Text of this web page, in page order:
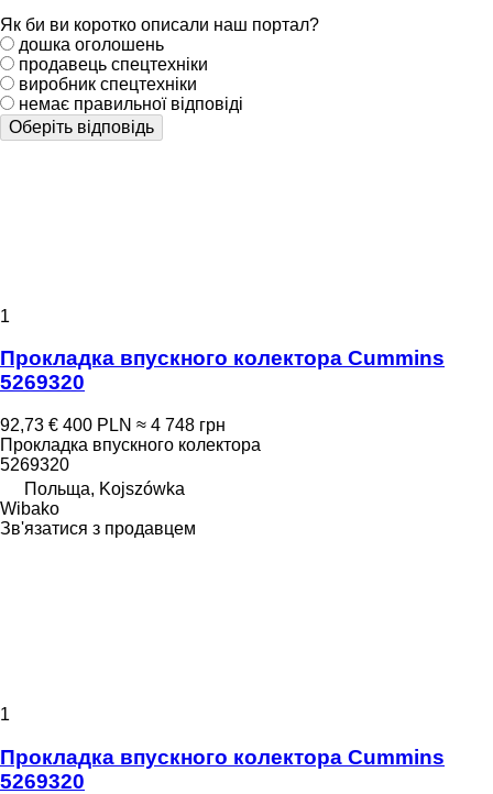
Як би ви коротко описали наш портал?
дошка оголошень
продавець спецтехніки
виробник спецтехніки
немає правильної відповіді
Оберіть відповідь
1
Прокладка впускного колектора Cummins
5269320
92,73 € 400 PLN ≈ 4 748 грн
Прокладка впускного колектора
5269320
Польща, Kojszówka
Wibako
Зв'язатися з продавцем
1
Прокладка впускного колектора Cummins
5269320